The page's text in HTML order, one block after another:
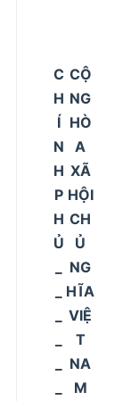
C
H
Í
N
H
P
H
Ủ
CỘ
NG
HÒ
A
XÃ
HỘI
CH
Ủ
NG
HĨA
VIỆ
T
NA
M